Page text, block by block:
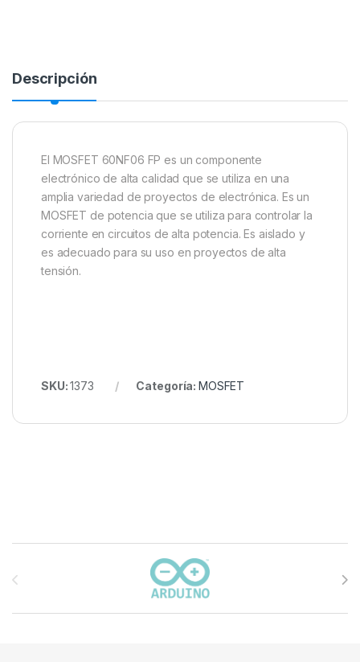
Descripción
El MOSFET 60NF06 FP es un componente
electrónico de alta calidad que se utiliza en una
amplia variedad de proyectos de electrónica. Es un
MOSFET de potencia que se utiliza para controlar la
corriente en circuitos de alta potencia. Es aislado y
es adecuado para su uso en proyectos de alta
tensión.
SKU:1373 Categoría: MOSFET
Carrusel de marcas